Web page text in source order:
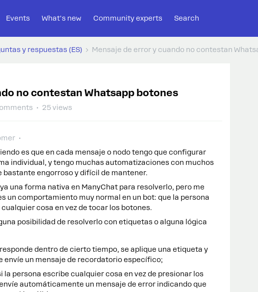
Events What's new Community experts Search
y respuestas (ES) Mensaje de error y cuando no contestan
no contestan Whatsapp botones
25 views
es que en cada mensaje o nodo tengo que configurar
individual, y tengo muchas automatizaciones con muchos
bastante engorroso y difícil de mantener.
una forma nativa en ManyChat para resolverlo, pero me
un comportamiento muy normal en un bot: que la persona
cosa en vez de tocar los botones.
posibilidad de resolverlo con etiquetas o alguna lógica
dentro de cierto tiempo, se aplique una etiqueta y
envíe un mensaje de recordatorio específico;
la persona escribe cualquier cosa en vez de presionar los
automáticamente un mensaje de error indicando que